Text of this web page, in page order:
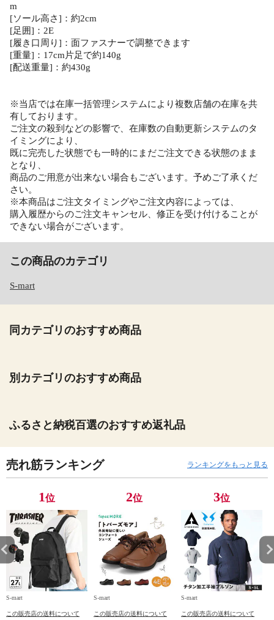
m
[ソール高さ]：約2cm
[足囲]：2E
[履き口周り]：面ファスナーで調整できます
[重量]：17cm片足で約140g
[配送重量]：約430g
※当店では在庫一括管理システムにより複数店舗の在庫を共
有しております。
ご注文の殺到などの影響で、在庫数の自動更新システムのタ
イミングにより、
既に完売した状態でも一時的にまだご注文できる状態のまま
となり、
商品のご用意が出来ない場合もございます。予めご了承くだ
さい。
※本商品はご注文タイミングやご注文内容によっては、
購入履歴からのご注文キャンセル、修正を受け付けることが
できない場合がございます。
この商品のカテゴリ
S-mart
同カテゴリのおすすめ商品
別カテゴリのおすすめ商品
ふるさと納税百選のおすすめ返礼品
売れ筋ランキング ランキングをもっと見る
1位
S-mart
この販売店の送料について
2位
S-mart
この販売店の送料について
3位
S-mart
この販売店の送料について